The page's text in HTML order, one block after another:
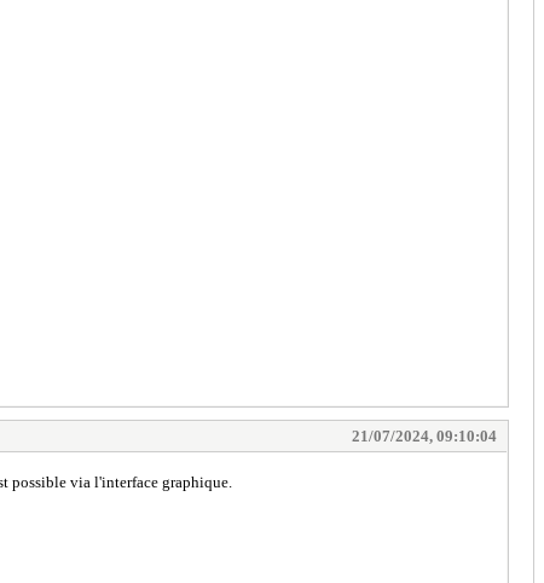
21/07/2024, 09:10:04
possible via l'interface graphique.